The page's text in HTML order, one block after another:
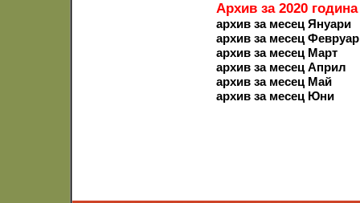
Архив за 2020 година
архив за месец Януари
архив за месец
архив за месец Март
архив за месец Април
архив за месец Май
архив за месец Юни